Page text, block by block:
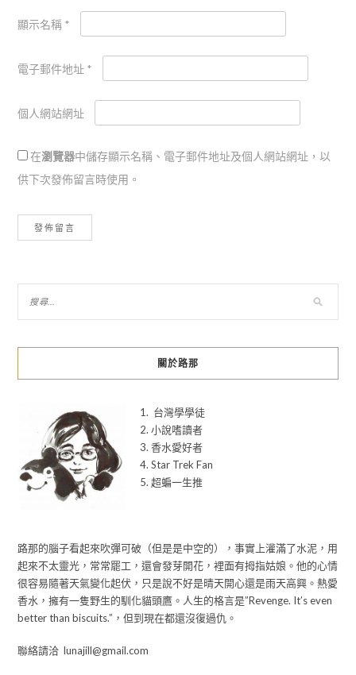
顯示名稱 *
電子郵件地址 *
個人網站網址
在瀏覽器中儲存顯示名稱、電子郵件地址及個人網站網址，以
供下次發佈留言時使用。
關於路那
1. 台灣學學徒
2. 小說嗜讀者
3. 香水愛好者
4. Star Trek Fan
5. 超蝙一生推
路那的腦子看起來吹彈可破（但是是中空的），事實上灌滿了水泥，用
起來不太靈光，常常罷工，還會發芽開花，裡面有拇指姑娘。他的心情
很容易隨著天氣變化起伏，只是說不好是晴天開心還是雨天高興。熱愛
香水，擁有一隻野生的馴化貓頭鷹。人生的格言是”Revenge. It’s even
better than biscuits.”，但到現在都還沒復過仇。
聯絡請洽 lunajill@gmail.com